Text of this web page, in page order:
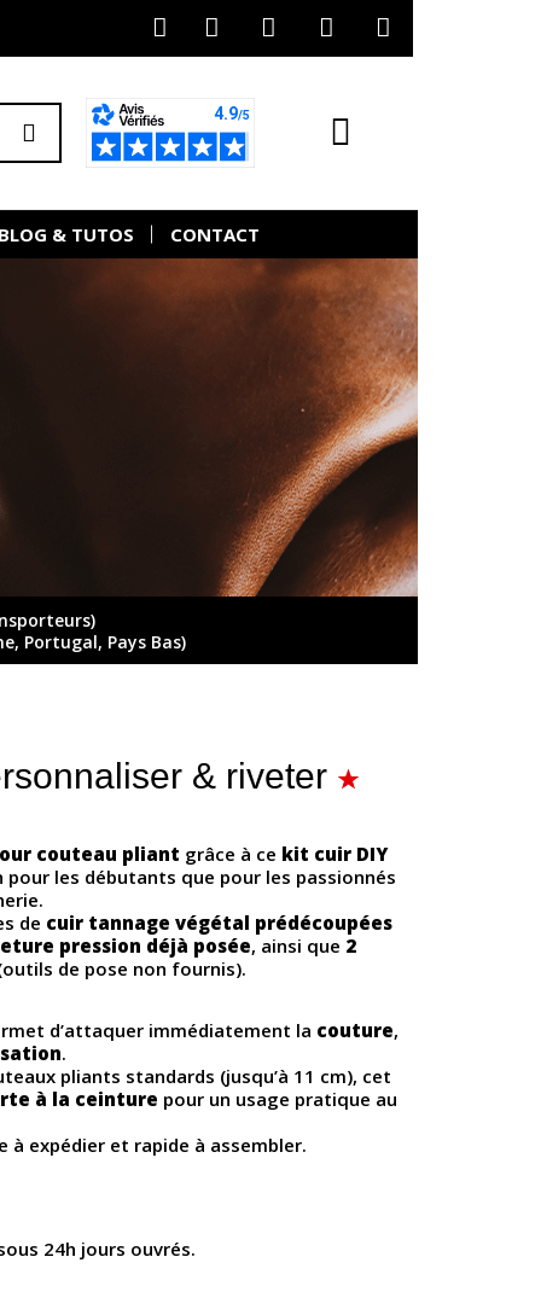
& TUTOS CONTACT
Portugal, Pays Bas)
& riveter
couteau pliant grâce à ce kit cuir DIY
pour les débutants que pour les passionnés
de cuir tannage végétal prédécoupées
pression déjà posée, ainsi que 2
de pose non fournis).
d’attaquer immédiatement la couture,
.
pliants standards (jusqu’à 11 cm), cet
à la ceinture pour un usage pratique au
à expédier et rapide à assembler.
24h jours ouvrés.